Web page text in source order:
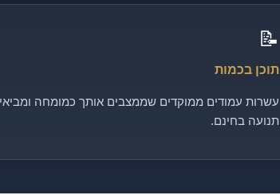
📝
תוכן בכמות
עשרות עמודים ממוקדים שממצבים אותך כמומחה
תנועה בחינם.